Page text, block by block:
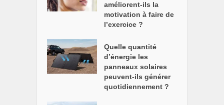
améliorent-ils la
motivation à faire de
l’exercice ?
Quelle quantité
d’énergie les
panneaux solaires
peuvent-ils générer
quotidiennement ?